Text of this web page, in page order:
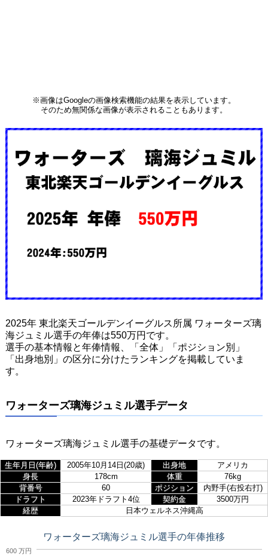
※画像はGoogleの画像検索機能の結果を表示しています。
そのため無関係な画像が表示されることもあります。
2025年 東北楽天ゴールデンイーグルス所属 ワォーターズ璃
海ジュミル選手の年俸は550万円です。
選手の基本情報と年俸情報、「全体」「ポジション別」
「出身地別」の区分に分けたランキングを掲載していま
す。
ワォーターズ璃海ジュミル選手データ
ワォーターズ璃海ジュミル選手の基礎データです。
生年月日(年齢) 2005年10月14日(20歳) 出身地
アメリカ
身長
178cm 体重
76kg
背番号
60 ポジション
内野手(右投右打)
ドラフト
2023年ドラフト4位 契約金
3500万円
経歴
日本ウェルネス沖縄高
ワォーターズ璃海ジュミル選手の年俸推移
600 万円